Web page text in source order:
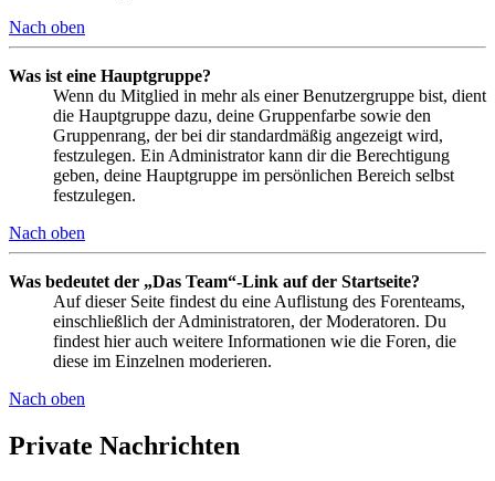
Nach oben
Was ist eine Hauptgruppe?
Wenn du Mitglied in mehr als einer Benutzergruppe bist, dient
die Hauptgruppe dazu, deine Gruppenfarbe sowie den
Gruppenrang, der bei dir standardmäßig angezeigt wird,
festzulegen. Ein Administrator kann dir die Berechtigung
geben, deine Hauptgruppe im persönlichen Bereich selbst
festzulegen.
Nach oben
Was bedeutet der „Das Team“-Link auf der Startseite?
Auf dieser Seite findest du eine Auflistung des Forenteams,
einschließlich der Administratoren, der Moderatoren. Du
findest hier auch weitere Informationen wie die Foren, die
diese im Einzelnen moderieren.
Nach oben
Private Nachrichten